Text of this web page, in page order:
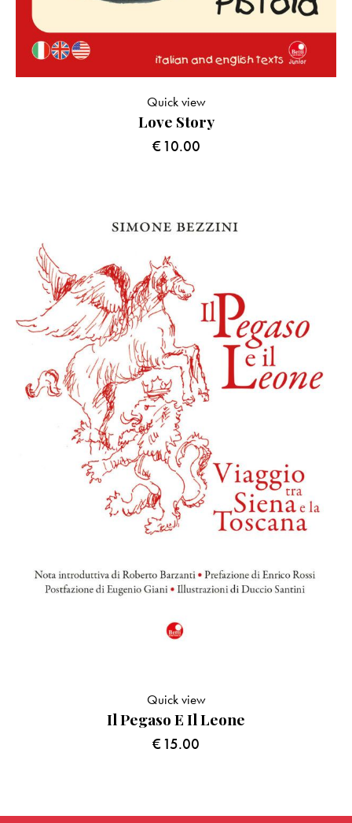
Love Story
€10.00
Quick view
Il Pegaso E Il Leone
€15.00
Quick view